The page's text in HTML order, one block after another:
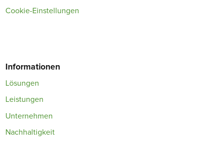
Cookie-Einstellungen
Informationen
Lösungen
Leistungen
Unternehmen
Nachhaltigkeit